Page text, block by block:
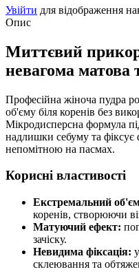
Увійти для відображення
Опис
Миттєвий
невагома матова
Професійна жіноча пудра
об'єму біля коренів без
Мікродисперсна формула
надлишки себуму та
непомітною на пасмах.
Корисні властивості
Екстремальний
коренів, створюючи
Матуючий ефект:
зачіску.
Невидима фіксація:
склеювання та